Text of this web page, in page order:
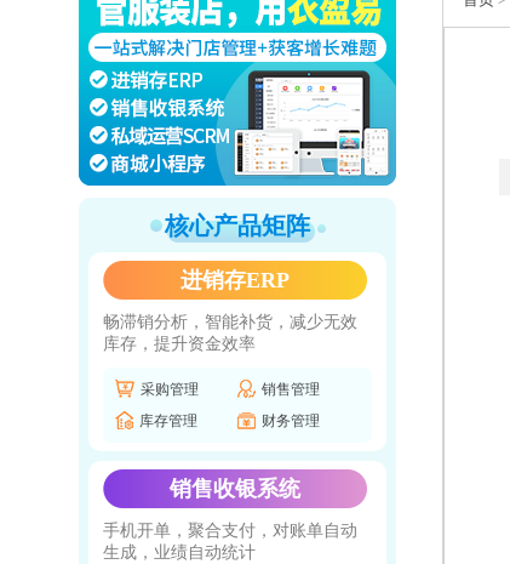
核心产品矩阵
进销存ERP
畅滞销分析，智能补货，减少无效
库存，提升资金效率
采购管理
销售管理
库存管理
财务管理
销售收银系统
手机开单，聚合支付，对账单自动
生成，业绩自动统计